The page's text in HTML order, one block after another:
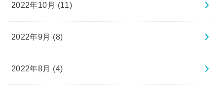
2022年10月 (11)
2022年9月 (8)
2022年8月 (4)